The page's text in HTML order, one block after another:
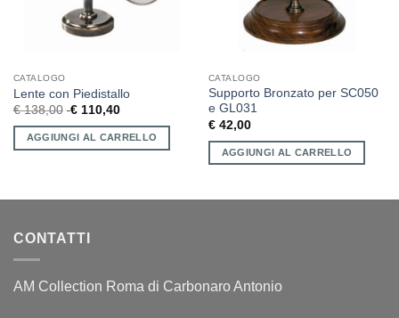
CATALOGO
Lente con Piedistallo
€138,00 €110,40
AGGIUNGI AL CARRELLO
CATALOGO
Supporto Bronzato per SC050
e GL031
€42,00
AGGIUNGI AL CARRELLO
CONTATTI
AM Collection Roma di Carbonaro Antonio